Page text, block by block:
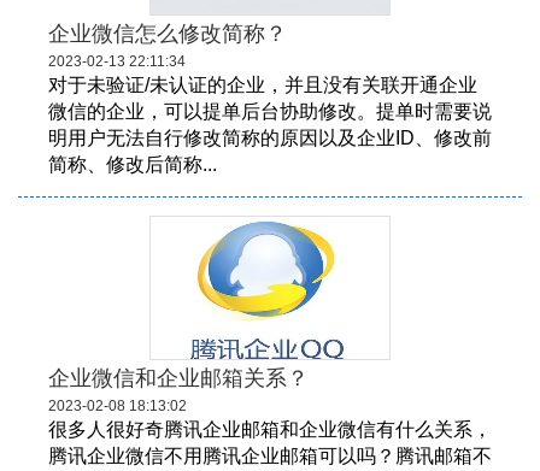
企业微信怎么修改简称？
2023-02-13 22:11:34
对于未验证/未认证的企业，并且没有关联开通企业
微信的企业，可以提单后台协助修改。提单时需要说
明用户无法自行修改简称的原因以及企业ID、修改前
简称、修改后简称...
企业微信和企业邮箱关系？
2023-02-08 18:13:02
很多人很好奇腾讯企业邮箱和企业微信有什么关系，
腾讯企业微信不用腾讯企业邮箱可以吗？腾讯邮箱不